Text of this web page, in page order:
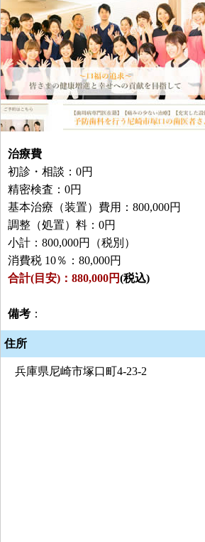
治療費
初診・相談：0円
精密検査：0円
基本治療（装置）費用：800,000円
調整（処置）料：0円
小計：800,000円（税別）
消費税 10％：80,000円
合計(目安)：880,000円(税込)
備考 ：
住所
兵庫県尼崎市塚口町4-23-2